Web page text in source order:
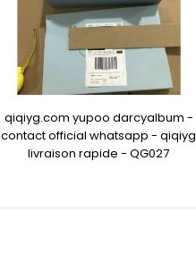
qiqiyg.com yupoo darcyalbum -
contact official whatsapp - qiqiyg
livraison rapide - QG027